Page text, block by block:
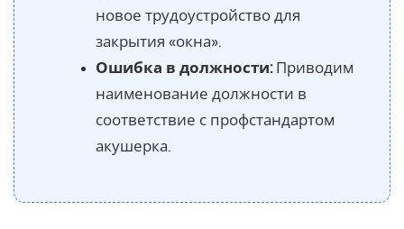
новое трудоустройство для
закрытия «окна».
Ошибка в должности:Приводим
наименование должности в
соответствие с профстандартом
акушерка.